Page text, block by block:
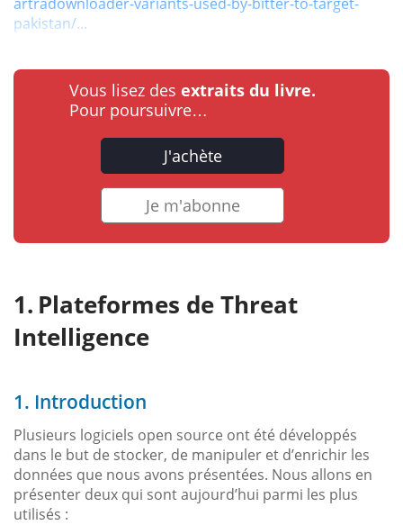
pakistan/...
Vous lisez des extraits du livre.
Pour poursuivre…
J'achète
Je m'abonne
Plateformes de Threat
Intelligence
1. Introduction
Plusieurs logiciels open source ont été développés
dans le but de stocker, de manipuler et d’enrichir les
données que nous avons présentées. Nous allons en
présenter deux qui sont aujourd’hui parmi les plus
utilisés :